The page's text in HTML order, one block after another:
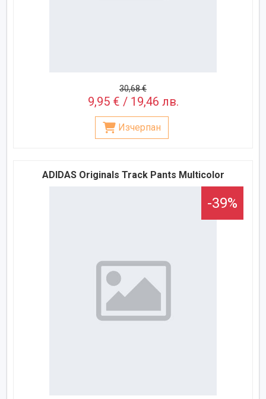
30,68 €
9,95 € / 19,46 лв.
Изчерпан
ADIDAS Originals Track Pants Multicolor
-39%